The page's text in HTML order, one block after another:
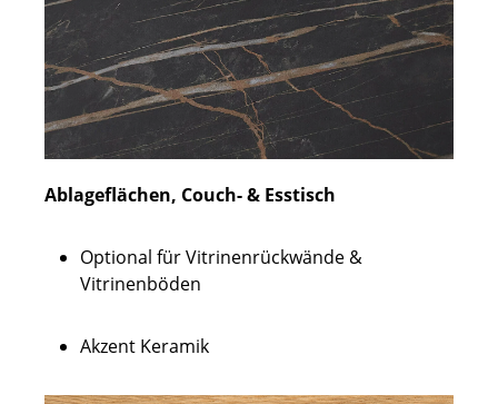
Ablageflächen, Couch- & Esstisch
Optional für Vitrinenrückwände &
Vitrinenböden
Akzent Keramik